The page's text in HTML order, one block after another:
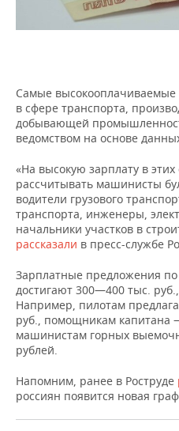
НЕФТЕХИМИЯ
ЭНЕРГЕТИКА
РОЗНИЧНАЯ ТОРГОВЛЯ
УСЛУГИ
НОВОСТИ ТЕХНОЛОГИЙ
МЕДИА
ТЕЛЕКОММУНИКАЦИИ
МЕРОПРИЯТИЯ
ВЫЕЗДНАЯ РЕДАКЦИЯ
БИЗНЕС-БРАНЧИ
ONLINE-КОНФЕРЕНЦИИ
ОТКРЫТАЯ ЛЕКЦИЯ
НОВОСТИ СПОРТА
ФУТБОЛ
ХОККЕЙ
БАСКЕТБОЛ
ВОЛЕЙБОЛ
КИБЕРСПОРТ
ФИГУРНОЕ КАТАНИЕ
ВОДНЫЕ ВИДЫ СПОРТА
ХОККЕЙ С МЯЧОМ
ОБЩЕСТВО
НОВОСТИ ОБЩЕСТВА
ВЛАСТЬ
ИНФРАСТРУКТУРА
ИСТОРИЯ
КУЛЬТУРА
МЕДИЦИНА
ОБРАЗОВАНИЕ
ПРОИСШЕСТВИЯ
ФОТОГАЛЕРЕЯ
СЮЖЕТЫ
СПРАВОЧНИК
СПИСОК ПЕРСОН
СПИСОК КОМПАНИЙ
ПОЛНАЯ ВЕРСИЯ
Самые
в сфере транспорта,
добывающей
ведомством на основе
«На высокую зарплату в этих
рассчитывать машинисты
водители грузового
транспорта, инженеры,
начальники участков в
рассказали в пресс-службе
Зарплатные предложения
достигают 300—400 тыс.
Например, пилотам
руб., помощникам капитана
машинистам горных
рублей.
Напомним, ранее в Роструде
россиян появится новая